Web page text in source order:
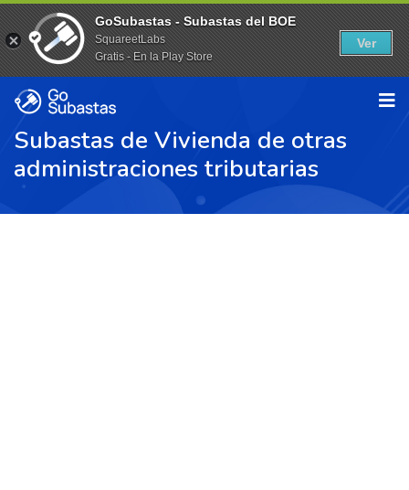
Subastas de Vivienda de otras
administraciones tributarias
GoSubastas - Subastas del BOE
SquareetLabs
Gratis - En la Play Store
Ver